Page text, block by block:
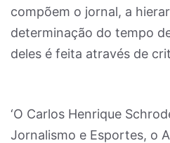
compõem o jornal, a
determinação do tempo
deles é feita através de
‘O Carlos Henrique
Jornalismo e Esportes, o